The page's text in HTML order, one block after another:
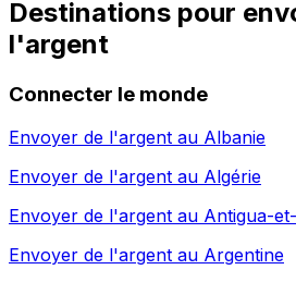
Destinations pour
l'argent
Connecter le monde
Envoyer de l'argent au Albanie
Envoyer de l'argent au Algérie
Envoyer de l'argent au Antigua-
Envoyer de l'argent au Argentine